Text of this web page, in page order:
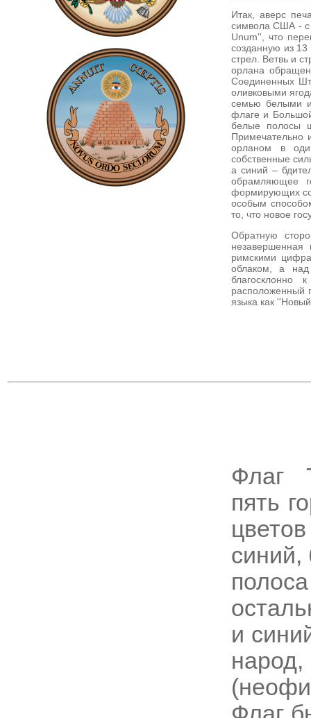
Итак, аверс
символа США - с
Unum'', что
созданную из 13
стрел. Ветвь и
орлана
Соединенных
оливковыми
семью белыми
флаге и
белые полосы
Примечательно
орланом в
собственные
а синий –
обрамляющее
формирующих
особым
то, что новое
Обратную
римскими
облаком, а
расположенный
языка как
Флаг
пять
синий,
и